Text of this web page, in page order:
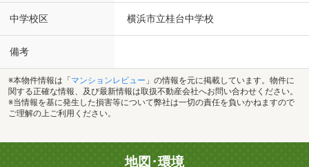
中学校区 横浜市立桂台中学校
備考
※本物件情報は「 マンションレビュー 」の情報を元に掲載しています。物件に
関する正確な情報、及び最新情報は取扱不動産会社へお問い合わせください。
※当情報を基に発生した損害等について弊社は一切の責任を負いかねますので
ご理解の上ご利用ください。
地図･環境